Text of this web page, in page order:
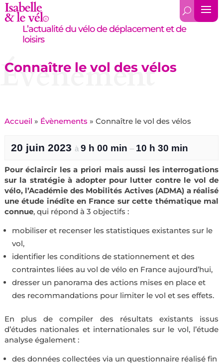
L’actualité du vélo de déplacement et de
loisirs
Connaître le vol des vélos
Évènement
Accueil » Évènements » Connaître le vol des vélos
20 juin 2023 à 9 h 00 min – 10 h 30 min
Pour éclaircir les a priori mais aussi les interrogations
sur la stratégie à adopter pour lutter contre le vol de
vélo, l’Académie des Mobilités Actives (ADMA) a réalisé
une étude inédite en France sur cette thématique mal
connue, qui répond à 3 objectifs :
mobiliser et recenser les statistiques existantes sur le
vol,
identifier les conditions de stationnement et des
contraintes liées au vol de vélo en France aujourd’hui,
dresser un panorama des actions mises en place et
des recommandations pour limiter le vol et ses effets.
En plus de compiler des résultats existants issus
d’études nationales et internationales sur le vol, l’étude
analyse également :
des données collectées via un questionnaire réalisé fin